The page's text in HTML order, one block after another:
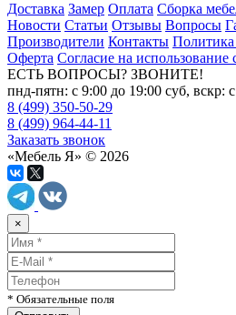
Доставка Замер Оплата Сборка
Новости Статьи Отзывы Вопросы
Производители Контакты Политика
Оферта Согласие на использование
ЕСТЬ ВОПРОСЫ? ЗВОНИТЕ!
пнд-пятн: с 9:00 до 19:00 суб, вскр:
8 (499) 350-50-29
8 (499) 964-44-11
Заказать звонок
«Мебель Я» © 2026
×
* Обязательные поля